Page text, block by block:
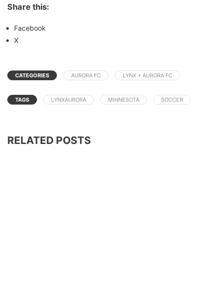
Share this:
Facebook
X
CATEGORIES AURORA FC LYNX + AURORA FC
TAGS LYNXAURORA MINNESOTA SOCCER
RELATED POSTS